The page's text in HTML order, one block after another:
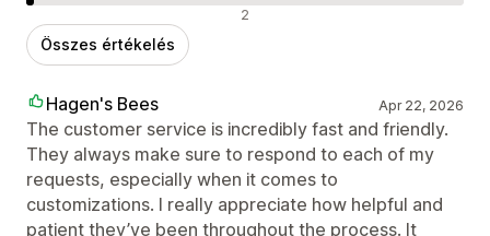
Negatív értékelések 2
Összes értékelés
Hagen's Bees Apr 22, 2026
The customer service is incredibly fast and friendly.
They always make sure to respond to each of my
requests, especially when it comes to
customizations. I really appreciate how helpful and
patient they’ve been throughout the process. It